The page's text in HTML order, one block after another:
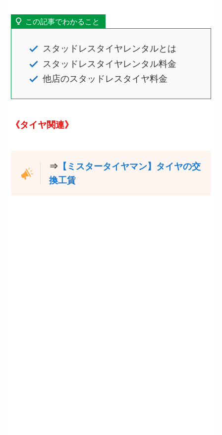
この記事でわかること
スタッドレスタイヤレンタルとは
スタッドレスタイヤレンタル料金
他店のスタッドレスタイヤ料金
《タイヤ関連》
⇒ 【ミスタータイヤマン】タイヤの交
換工賃